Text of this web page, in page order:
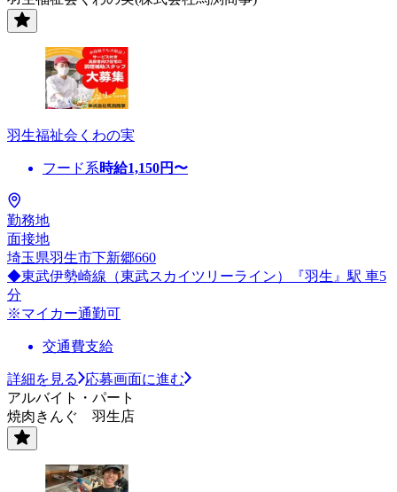
羽生福祉会くわの実
フード系時給1,150円〜
勤務地
面接地
埼玉県羽生市下新郷660
◆東武伊勢崎線（東武スカイツリーライン）『羽生』駅 車5
分
※マイカー通勤可
交通費支給
詳細を見る
応募画面に進む
アルバイト・パート
焼肉きんぐ 羽生店